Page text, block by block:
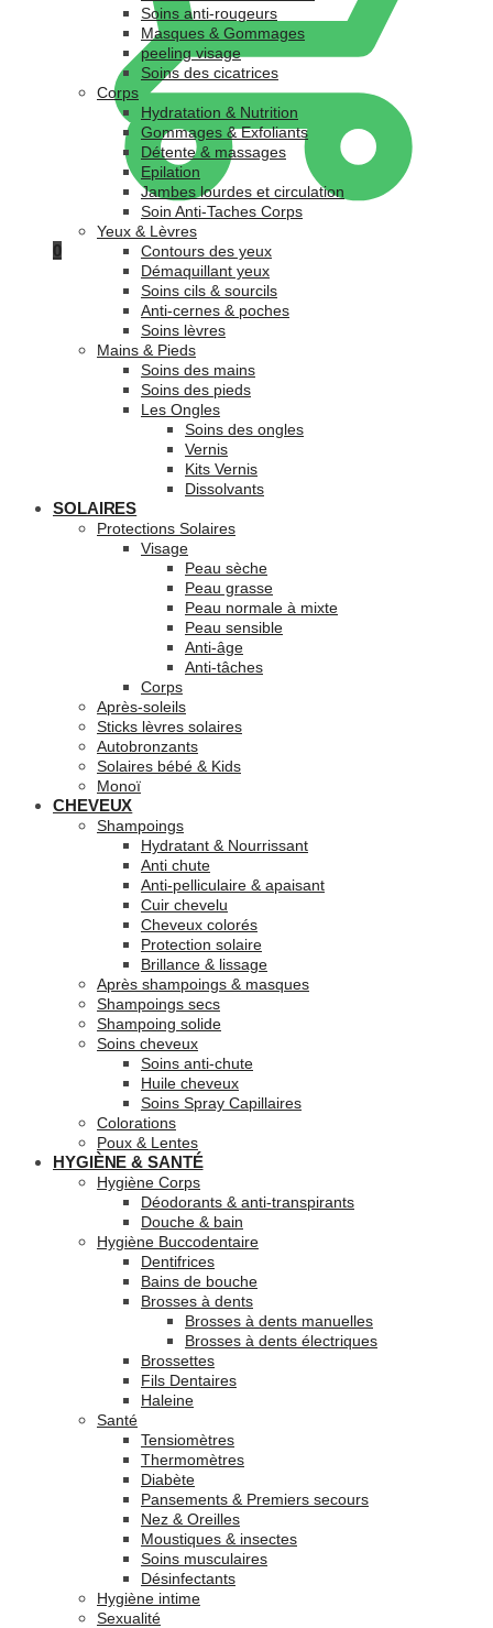
0
Soins anti-rougeurs
Masques & Gommages
peeling visage
Soins des cicatrices
Corps
Hydratation & Nutrition
Gommages & Exfoliants
Détente & massages
Epilation
Jambes lourdes et circulation
Soin Anti-Taches Corps
Yeux & Lèvres
Contours des yeux
Démaquillant yeux
Soins cils & sourcils
Anti-cernes & poches
Soins lèvres
Mains & Pieds
Soins des mains
Soins des pieds
Les Ongles
Soins des ongles
Vernis
Kits Vernis
Dissolvants
SOLAIRES
Protections Solaires
Visage
Peau sèche
Peau grasse
Peau normale à mixte
Peau sensible
Anti-âge
Anti-tâches
Corps
Après-soleils
Sticks lèvres solaires
Autobronzants
Solaires bébé & Kids
Monoï
CHEVEUX
Shampoings
Hydratant & Nourrissant
Anti chute
Anti-pelliculaire & apaisant
Cuir chevelu
Cheveux colorés
Protection solaire
Brillance & lissage
Après shampoings & masques
Shampoings secs
Shampoing solide
Soins cheveux
Soins anti-chute
Huile cheveux
Soins Spray Capillaires
Colorations
Poux & Lentes
HYGIÈNE & SANTÉ
Hygiène Corps
Déodorants & anti-transpirants
Douche & bain
Hygiène Buccodentaire
Dentifrices
Bains de bouche
Brosses à dents
Brosses à dents manuelles
Brosses à dents électriques
Brossettes
Fils Dentaires
Haleine
Santé
Tensiomètres
Thermomètres
Diabète
Pansements & Premiers secours
Nez & Oreilles
Moustiques & insectes
Soins musculaires
Désinfectants
Hygiène intime
Sexualité